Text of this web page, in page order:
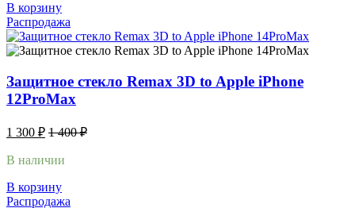
В корзину
Распродажа
Защитное стекло Remax 3D to Apple iPhone
12ProMax
1 300 ₽ 1 400₽
В наличии
В корзину
Распродажа